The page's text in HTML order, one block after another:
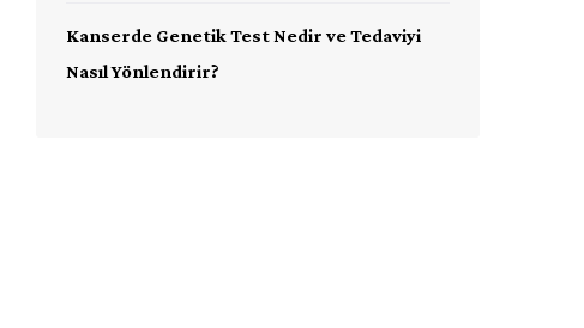
Kanserde Genetik Test Nedir ve Tedaviyi
Nasıl Yönlendirir?